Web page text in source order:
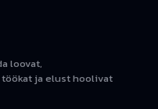
loovat,
ja elust hoolivat